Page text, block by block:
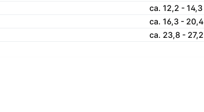
ca. 12,2 - 14,3
ca. 16,3 - 20,4
ca. 23,8 - 27,2